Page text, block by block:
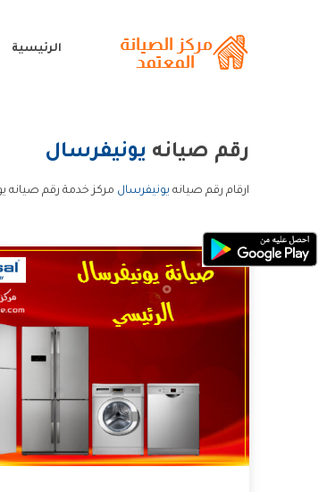
الرئيسية
رقم صيانه يونيفرسال
ارقام رقم صيانه يونيفرسال مركز خدمة رقم صيانه